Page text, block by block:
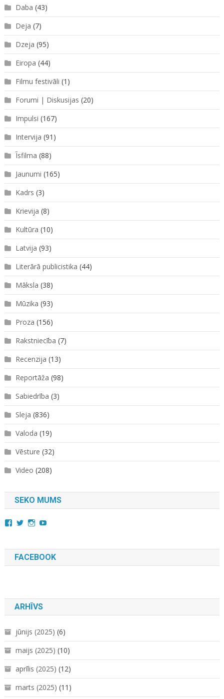
Daba (43)
Deja (7)
Dzeja (95)
Eiropa (44)
Filmu festivāli (1)
Forumi | Diskusijas (20)
Impulsi (167)
Intervija (91)
Īsfilma (88)
Jaunumi (165)
Kadrs (3)
Krievija (8)
Kultūra (10)
Latvija (93)
Literārā publicistika (44)
Māksla (38)
Mūzika (93)
Proza (156)
Rakstniecība (7)
Recenzija (13)
Reportāža (98)
Sabiedrība (3)
Sleja (836)
Valoda (19)
Vēsture (32)
Video (208)
SEKO MUMS
View
Facebook
View
Twitter
View
Instagram
YouTube
FACEBOOK
ARHĪVS
jūnijs (2025) (6)
maijs (2025) (10)
aprīlis (2025) (12)
marts (2025) (11)